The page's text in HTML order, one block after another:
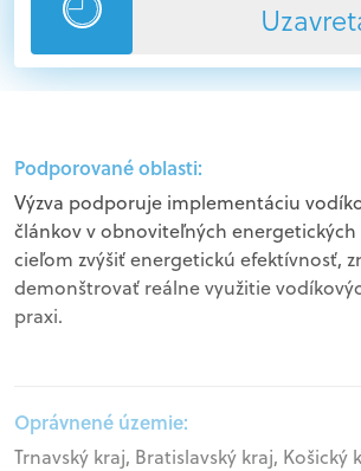
Podporované oblasti:
Výzva podporuje implementáciu
článkov v obnoviteľných
cieľom zvýšiť energetickú efektívnosť,
demonštrovať reálne využitie
praxi.
Oprávnené územie:
Trnavský kraj, Bratislavský kraj, Košický